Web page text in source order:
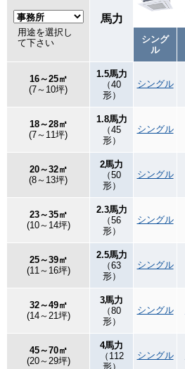
用途を選択し
て下さい
馬力
シング
ル
16～25㎡
(7～10坪)
1.5馬力
（40
形）
シングル
18～28㎡
(7～11坪)
1.8馬力
（45
形）
シングル
20～32㎡
(8～13坪)
2馬力
（50
形）
シングル
23～35㎡
(10～14坪)
2.3馬力
（56
形）
シングル
25～39㎡
(11～16坪)
2.5馬力
（63
形）
シングル
32～49㎡
(14～21坪)
3馬力
（80
形）
シングル
45～70㎡
(20～29坪)
4馬力
（112
形）
シングル